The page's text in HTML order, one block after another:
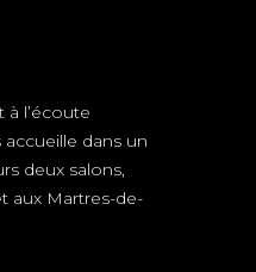
à l’écoute
accueille dans un
deux salons,
aux Martres-de-